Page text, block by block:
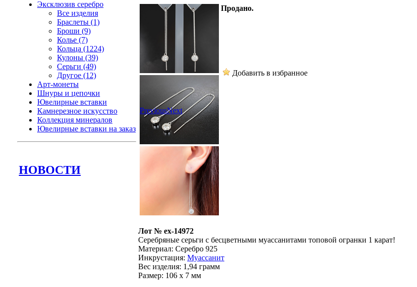
Эксклюзив серебро
Все изделия
Браслеты (1)
Броши (9)
Колье (7)
Кольца (1224)
Кулоны (39)
Серьги (49)
Другое (12)
Арт-монеты
Шнуры и цепочки
Ювелирные вставки
Камнерезное искусство
Коллекция минералов
Ювелирные вставки на заказ
НОВОСТИ
PreviousNext
Продано.
Добавить в избранное
Лот № ex-14972
Серебряные серьги с бесцветными муассанитами топовой огранки 1 карат!
Материал: Серебро 925
Инкрустация: Муассанит
Вес изделия: 1,94 грамм
Размер: 106 х 7 мм